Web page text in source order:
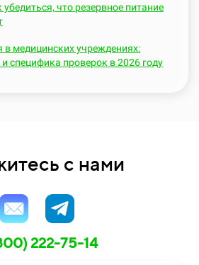
что резервное питание
в медицинских учреждениях:
специфика проверок в 2026 году
с нами
222-75-14